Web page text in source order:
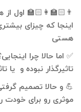
👨🏻‍🏫👩🏻‍🏫 اول
اینجا که چیزای
هستی
✅ اما حالا چرا
تاثیرگذار نبوده و یا
💪 و حالا تصمیم
موثری رو برای خودت